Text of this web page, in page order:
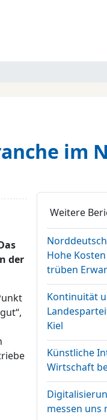
im
der
Weitere
Hohe
trüben
Kontinuität
Kiel
Künstliche
Wirtschaft
messen uns